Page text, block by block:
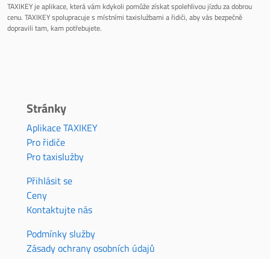
TAXIKEY je aplikace, která vám kdykoli pomůže získat spolehlivou jízdu za dobrou
cenu. TAXIKEY spolupracuje s místními taxislužbami a řidiči, aby vás bezpečně
dopravili tam, kam potřebujete.
Stránky
Aplikace TAXIKEY
Pro řidiče
Pro taxislužby
Přihlásit se
Ceny
Kontaktujte nás
Podmínky služby
Zásady ochrany osobních údajů